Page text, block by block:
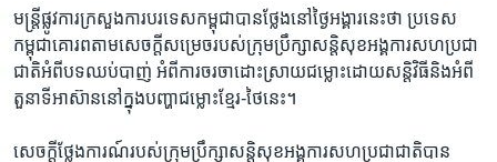
មន្ត្រី​ផ្លូវការ​ក្រសួង​ការ​បរទេស​កម្ពុជា​បាន​ថ្លែង​នៅ​ថ្ងៃ​អង្គារ​នេះ​ថា​ ​ប្រទេស​
កម្ពុជា​គោរព​តាម​សេចក្តី​សម្រេច​របស់​ក្រុម​ប្រឹក្សា​សន្តិសុខ​អង្គការ​សហ​ប្រជា
ជាតិ​អំពី​បទ​ឈប់បាញ់​ ​អំពី​ការ​ចរចា​ដោះស្រាយ​ជម្លោះ​ដោយ​សន្តិវិធី​និង​អំពី​
តួនាទី​អាស៊ាន​នៅ​ក្នុង​បញ្ហា​ជម្លោះ​ខ្មែរ-ថៃ​នេះ។
សេចក្តី​ថ្លែង​ការណ៍​របស់​ក្រុម​ប្រឹក្សា​សន្តិសុខ​អង្គការ​សហ​ប្រជាជាតិ​បាន​